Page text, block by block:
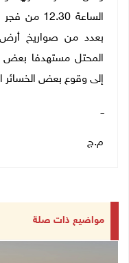
الساعة
بعدد من صواريخ
المحتل مستهدفا بعض
إلى وقوع بعض الخسائر
ــ
م.ج
مواضيع ذات صلة